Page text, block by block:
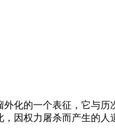
化的一个表征，它与
因权力屠杀而产生的人